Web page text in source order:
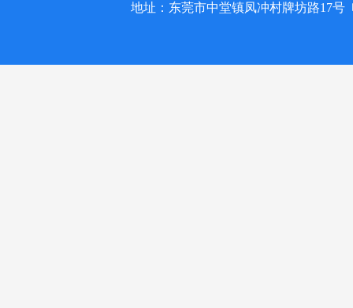
地址：东莞市中堂镇凤冲村牌坊路17号